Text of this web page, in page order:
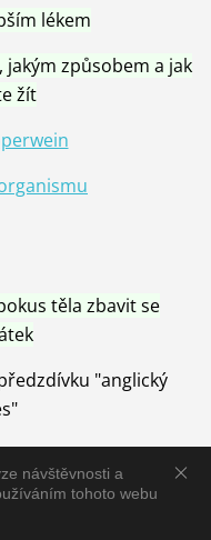
návštěvnosti a
tohoto webu
lékem
způsobem a jak
žít
těla zbavit se
"anglický
neutralizací a